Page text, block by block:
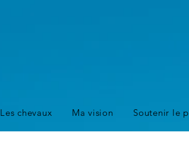
Les chevaux Ma vision Soutenir le